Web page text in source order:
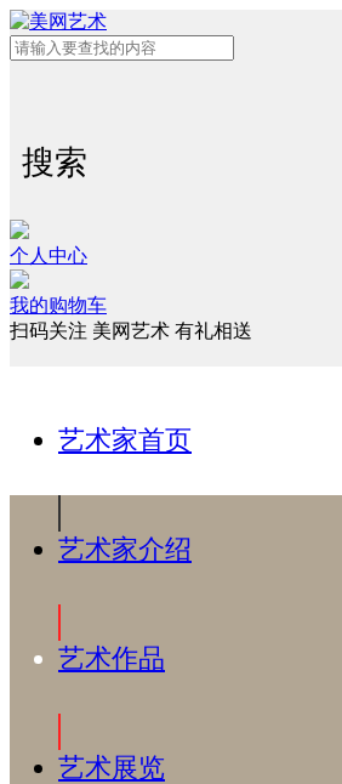
搜索
个人中心
我的购物车
扫码关注 美网艺术 有礼相送
艺术家首页
艺术家介绍
艺术作品
艺术展览